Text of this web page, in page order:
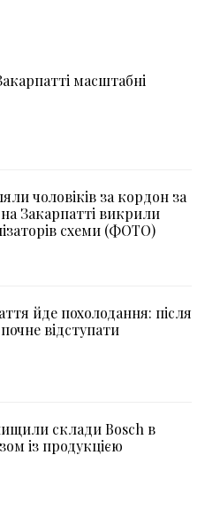
масштабні
чоловіків за кордон за
Закарпатті викрили
схеми (ФОТО)
йде похолодання: після
відступати
склади Bosch в
із продукцією